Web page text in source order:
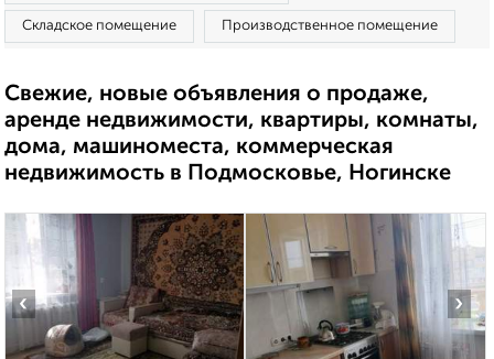
Складское помещение Производственное помещение
Свежие, новые объявления о продаже,
аренде недвижимости, квартиры, комнаты,
дома, машиноместа, коммерческая
недвижимость в Подмосковье, Ногинске
‹ ›